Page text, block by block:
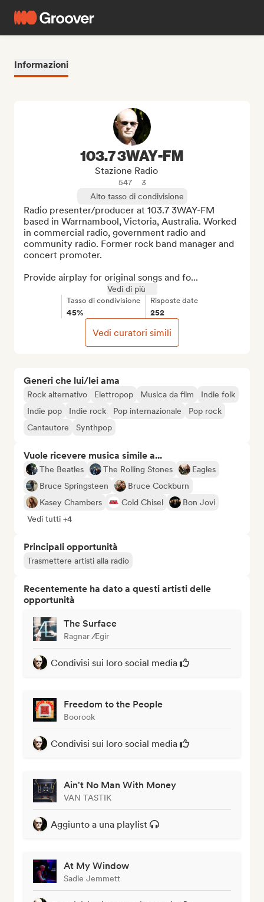
Informazioni
Generi che lui/lei ama
Rock alternativo Elettropop Musica da film
Indie folk
Indie pop
Indie rock Pop internazionale
Pop rock
Cantautore
Synthpop
Vuole ricevere musica simile a...
The Beatles The Rolling Stones
Eagles
Bruce Springsteen
Bruce Cockburn
Kasey Chambers
Cold Chisel
Bon Jovi
Vedi tutti +4
Principali opportunità
Trasmettere artisti alla radio
Recentemente ha dato a questi artisti delle
opportunità
The Surface
Ragnar Ægir
Condivisi sui loro social media
Freedom to the People
Boorook
Condivisi sui loro social media
Ain't No Man With Money
VAN TASTIK
Aggiunto a una playlist
At My Window
Sadie Jemmett
103.7 3WAY-FM
Stazione Radio
547
3
Alto tasso di condivisione
Radio presenter/producer at 103.7 3WAY-FM
based in Warrnambool, Victoria, Australia. Worked
in commercial radio, government radio and
community radio. Former rock band manager and
concert promoter.
Provide airplay for original songs and fo...
Vedi di più
Tasso di condivisione
45%
Risposte date
252
Vedi curatori simili